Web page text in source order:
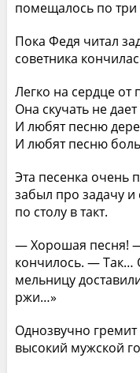
помещалось по три
Пока Федя читал
советника
Легко на сердце от
Она скучать не
И любят песню
И любят песню
Эта песенка очень
забыл про задачу и
по столу в такт.
— Хорошая песня!
кончилось. — Так…
мельницу
ржи…»
Однозвучно
высокий мужской